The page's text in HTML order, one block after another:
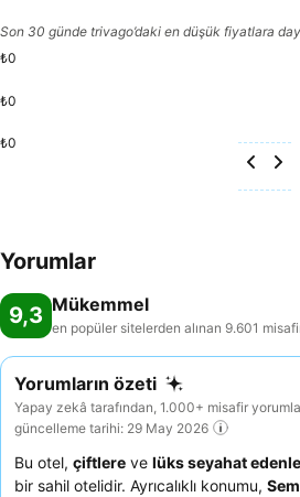
Son 30 günde trivago’daki en düşük fiyatlara
₺0
₺0
₺0
Yorumlar
9,3 Mükemmel
en popüler sitelerden alınan 9.601
Yorumların özeti
Yapay zekâ tarafından, 1.000+ misafir
güncelleme tarihi: 29 May 2026
Bu otel, çiftlere ve lüks seyahat
bir sahil otelidir. Ayrıcalıklı konumu,